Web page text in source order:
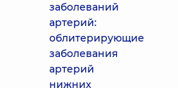
заболеваний
артерий:
облитерирующие
заболевания
артерий
нижних